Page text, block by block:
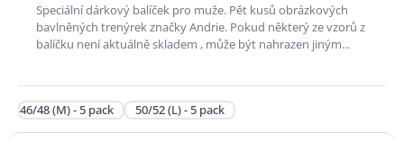
hvězdiček.
Speciální dárkový balíček pro muže. Pět kusů obrázkových
bavlněných trenýrek značky Andrie. Pokud některý ze vzorů z
balíčku není aktuálně skladem , může být nahrazen jiným...
46/48 (M) - 5 pack 50/52 (L) - 5 pack